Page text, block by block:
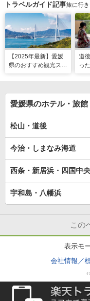
トラベルガイド記事旅に行
【2025年最新】愛媛
県のおすすめ観光スポ
道
っ
な
愛媛県のホテル・旅館
松山・道後
今治・しまなみ海道
西条・新居浜・四国中央
宇和島・八幡浜
この
表示モ
会社情報／
©